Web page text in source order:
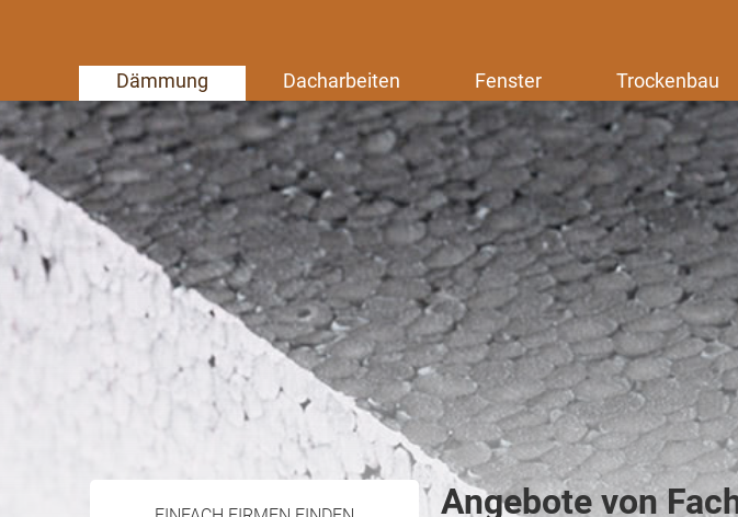
Dämmung Dacharbeiten Fenster Trockenbau
Angebote von